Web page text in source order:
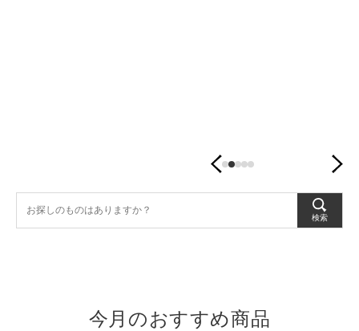
検索
今月のおすすめ商品